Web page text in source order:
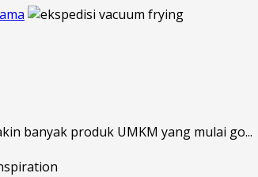
banyak produk UMKM yang mulai go...